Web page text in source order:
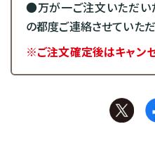
●万が一ご注文いただい
の都度ご連絡させていただ
※ご注文確定後はキャンセ